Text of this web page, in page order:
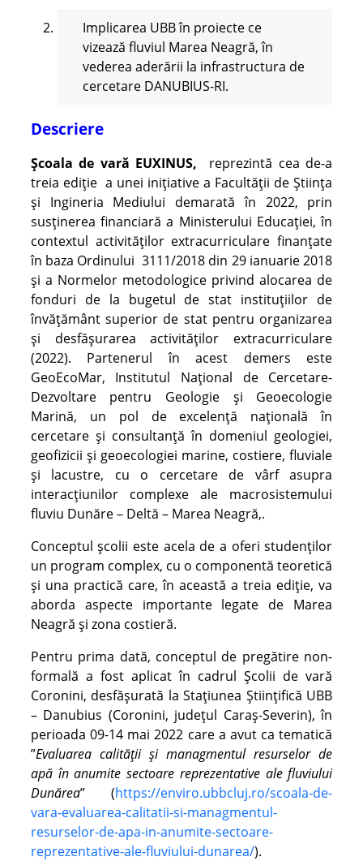
Implicarea UBB în proiecte ce
vizează fluviul Marea Neagră, în
vederea aderării la infrastructura de
cercetare DANUBIUS-RI.
Descriere
Școala de vară EUXINUS,
reprezintă cea de-a
treia ediție a unei inițiative a Facultății de Știința
și Ingineria Mediului demarată în 2022, prin
susținerea financiară a Ministerului Educației, în
contextul activităților extracurriculare finanțate
în baza Ordinului 3111/2018 din 29 ianuarie 2018
și a Normelor metodologice privind alocarea de
fonduri de la bugetul de stat instituțiilor de
învățământ superior de stat pentru organizarea
și desfășurarea activităților extracurriculare
(2022). Partenerul în acest demers este
GeoEcoMar, Institutul Național de Cercetare-
Dezvoltare pentru Geologie și Geoecologie
Marină, un pol de excelență națională în
cercetare și consultanță în domeniul geologiei,
geofizicii și geoecologiei marine, costiere, fluviale
și lacustre, cu o cercetare de vârf asupra
interacțiunilor complexe ale macrosistemului
fluviu Dunăre – Deltă – Marea Neagră,.
Conceptul școlii este acela de a oferi studenților
un program complex, cu o componentă teoretică
și una practică care, în această a treia ediție, va
aborda aspecte importante legate de Marea
Neagră și zona costieră.
Pentru prima dată, conceptul de pregătire non-
formală a fost aplicat în cadrul Școlii de vară
Coronini, desfășurată la Stațiunea Științifică UBB
– Danubius (Coronini, județul Caraș-Severin), în
perioada 09-14 mai 2022 care a avut ca tematică
”Evaluarea calității și managmentul resurselor de
apă în anumite sectoare reprezentative ale fluviului
Dunărea” (https://enviro.ubbcluj.ro/scoala-de-
vara-evaluarea-calitatii-si-managmentul-
resurselor-de-apa-in-anumite-sectoare-
reprezentative-ale-fluviului-dunarea/).